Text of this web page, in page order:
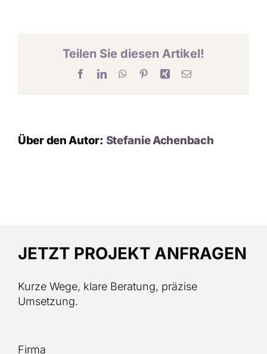
Teilen Sie diesen Artikel!
FacebookLinkedInWhatsApp
PinterestXing E-
Über den Autor: Stefanie Achenbach
JETZT PROJEKT ANFRAGEN
Kurze Wege, klare Beratung, präzise
Umsetzung.
Firma